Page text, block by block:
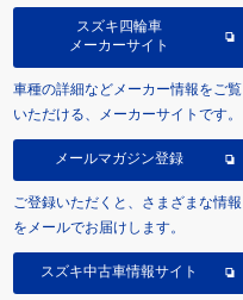
スズキ四輪車
メーカーサイト
車種の詳細などメーカー情報をご覧
いただける、メーカーサイトです。
メールマガジン登録
ご登録いただくと、さまざまな情報
をメールでお届けします。
スズキ中古車情報サイト